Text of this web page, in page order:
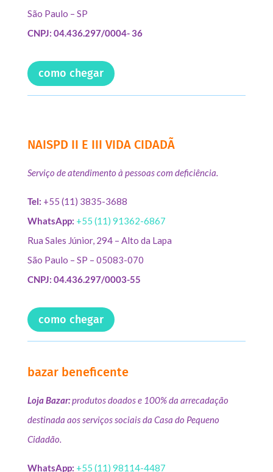
São Paulo – SP
CNPJ: 04.436.297/0004- 36
como chegar
NAISPD II E III VIDA CIDADÃ
Serviço de atendimento à pessoas com deficiência.
Tel: +55 (11) 3835-3688
WhatsApp: +55 (11) 91362-6867
Rua Sales Júnior, 294 – Alto da Lapa
São Paulo – SP – 05083-070
CNPJ: 04.436.297/0003-55
como chegar
bazar beneficente
Loja Bazar:produtos doados e 100% da arrecadação
destinada aos serviços sociais da Casa do Pequeno
Cidadão.
WhatsApp: +55 (11) 98114-4487